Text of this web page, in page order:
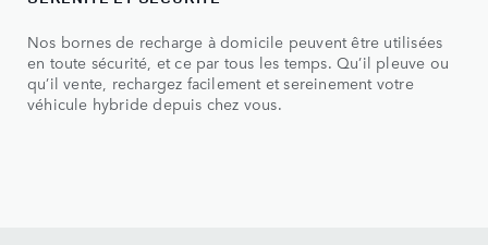
Nos bornes de recharge à domicile peuvent être utilisées
en toute sécurité, et ce par tous les temps. Qu’il pleuve ou
qu’il vente, rechargez facilement et sereinement votre
véhicule hybride depuis chez vous.